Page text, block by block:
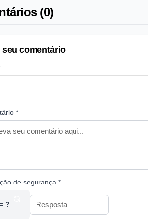
(0)
seu comentário
*
de segurança *
?